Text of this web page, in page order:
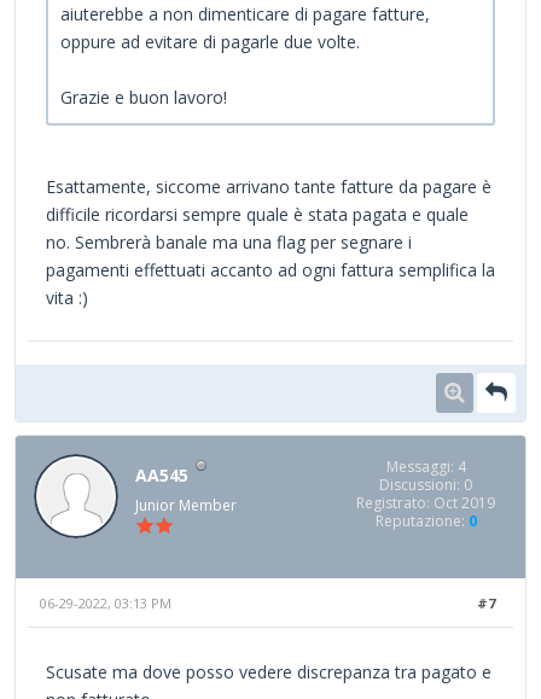
aiuterebbe a non dimenticare di pagare fatture,
oppure ad evitare di pagarle due volte.
Grazie e buon lavoro!
Esattamente, siccome arrivano tante fatture da pagare è
difficile ricordarsi sempre quale è stata pagata e quale
no. Sembrerà banale ma una flag per segnare i
pagamenti effettuati accanto ad ogni fattura semplifica la
vita :)
AA545
Junior Member
Messaggi: 4
Discussioni: 0
Registrato: Oct 2019
Reputazione: 0
#7
06-29-2022, 03:13 PM
Scusate ma dove posso vedere discrepanza tra pagato e